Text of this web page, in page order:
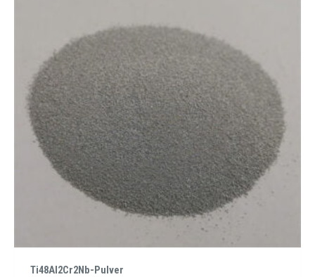
Ti48Al2Cr2Nb-Pulver